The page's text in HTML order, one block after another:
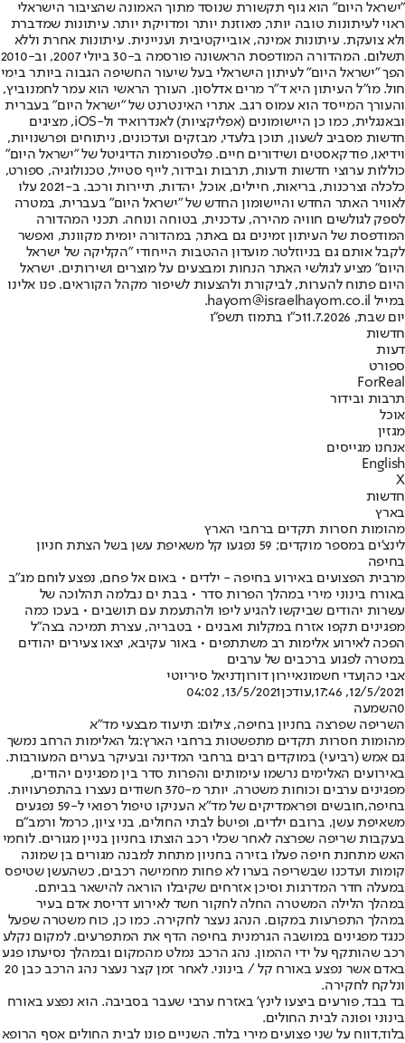
"ישראל היום" הוא גוף תקשורת שנוסד מתוך האמונה שהציבור הישראלי
ראוי לעיתונות טובה יותר, מאוזנת יותר ומדויקת יותר. עיתונות שמדברת
ולא צועקת. עיתונות אמינה, אובייקטיבית ועניינית. עיתונות אחרת וללא
תשלום. המהדורה המודפסת הראשונה פורסמה ב-30 ביולי 2007, וב-2010
הפך "ישראל היום" לעיתון הישראלי בעל שיעור החשיפה הגבוה ביותר בימי
חול. מו"ל העיתון היא ד"ר מרים אדלסון. העורך הראשי הוא עמר לחמנוביץ,
והעורך המייסד הוא עמוס רגב. אתרי האינטרנט של "ישראל היום" בעברית
ובאנגלית, כמו כן היישומונים (אפליקציות) לאנדרואיד ול-iOS, מציגים
חדשות מסביב לשעון, תוכן בלעדי, מבזקים ועדכונים, ניתוחים ופרשנויות,
וידיאו, פודקאסטים ושידורים חיים. פלטפורמות הדיגיטל של "ישראל היום"
כוללות ערוצי חדשות ודעות, תרבות ובידור, לייף סטייל, טכנולוגיה, ספורט,
כלכלה וצרכנות, בריאות, חיילים, אוכל, יהדות, תיירות ורכב. ב-2021 עלו
לאוויר האתר החדש והיישומון החדש של "ישראל היום" בעברית, במטרה
לספק לגולשים חוויה מהירה, עדכנית, בטוחה ונוחה. תכני המהדורה
המודפסת של העיתון זמינים גם באתר, במהדורה יומית מקוונת, ואפשר
לקבל אותם גם בניוזלטר. מועדון ההטבות הייחודי "הקליקה של ישראל
היום" מציע לגולשי האתר הנחות ומבצעים על מוצרים ושירותים. ישראל
היום פתוח להערות, לביקורת ולהצעות לשיפור מקהל הקוראים. פנו אלינו
במייל hayom@israelhayom.co.il.
יום שבת, 11.7.2026
כ"ו בתמוז תשפ"ו
חדשות
דעות
ספורט
ForReal
תרבות ובידור
אוכל
מגזין
אנחנו מגייסים
English
X
חדשות
בארץ
מהומות חסרות תקדים ברחבי הארץ
לינצ'ים במספר מוקדים; 59 נפגעו קל משאיפת עשן בשל הצתת חניון
בחיפה
מרבית הפצועים באירוע בחיפה - ילדים • באום אל פחם, נפצע לוחם מג"ב
באורח בינוני מירי במהלך הפרות סדר • בבת ים נבלמה תהלוכה של
עשרות יהודים שביקשו להגיע ליפו ולהתעמת עם תושבים • בעכו כמה
מפגינים תקפו אזרח במקלות ואבנים • בטבריה, עצרת תמיכה בצה"ל
הפכה לאירוע אלימות רב משתתפים • באור עקיבא, יצאו צעירים יהודים
במטרה לפגוע ברכבים של ערבים
אבי כהןעדי חשמונאיירון דורוןדניאל סיריוטי
12/5/2021, 17:46
,עודכן13/5/2021, 04:02
0השמעה
השריפה שפרצה בחניון בחיפה, צילום: תיעוד מבצעי מד"א
מהומות חסרות תקדים מתפשטות ברחבי הארץ:גל האלימות הרחב נמשך
גם אמש (רביעי) במוקדים רבים ברחבי המדינה ובעיקר בערים המעורבות.
באירועים האלימים נרשמו עימותים והפרות סדר בין מפגינים יהודים,
מפגינים ערבים וכוחות משטרה. יותר מ-370 חשודים נעצרו בהתפרעויות.
בחיפה,
חובשים ופראמדיקים של מד"א העניקו טיפול רפואי ל-59 נפגעים
משאיפת עשן, ברובם ילדים, ופיbu לבתי החולים, בני ציון, כרמל ורמב"ם
בעקבות שריפה שפרצה לאחר שכלי רכב הוצתו בחניון בניין מגורים. לוחמי
האש מתחנת חיפה פעלו בזירה בחניון מתחת למבנה מגורים בן שמונה
קומות ועדכנו שבשריפה בערו לא פחות מחמישה רכבים, כשהעשן שטיפס
במעלה חדר המדרגות וסיכן אזרחים שקיבלו הוראה להישאר בביתם.
במהלך הלילה המשטרה החלה לחקור חשד לאירוע דריסת אדם בעיר
במהלך התפרעות במקום. הנהג נעצר לחקירה. כמו כן, כוח משטרה שפעל
כנגד מפגינים במושבה הגרמנית בחיפה הדף את המתפרעים. למקום נקלע
רכב שהותקף על ידי ההמון. נהג הרכב נמלט מהמקום ובמהלך נסיעתו פגע
באדם אשר נפצע באורח קל / בינוני. לאחר זמן קצר נעצר נהג הרכב כבן 20
ונלקח לחקירה.
בד בבד, פורעים ביצעו לינץ' באזרח ערבי שעבר בסביבה. הוא נפצע באורח
בינוני ופונה לבית החולים.
בלוד,דווח על שני פצועים מירי בלוד. השניים פונו לבית החולים אסף הרופא